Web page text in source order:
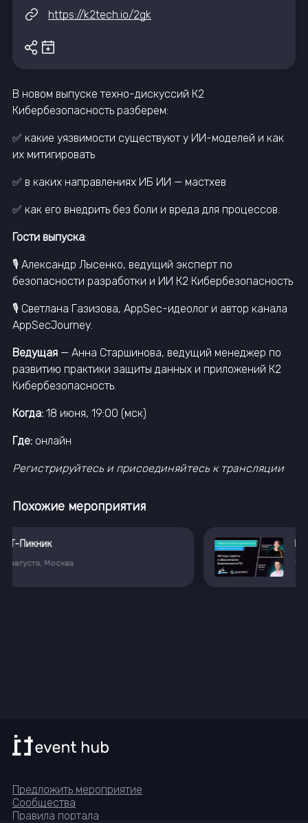
https://k2tech.io/2gk
В новом выпуске техно-дискуссий К2
Кибербезопасность разберем:
✅ какие уязвимости существуют у ИИ-моделей и как
их митигировать
✅ в каких направлениях ИБ ИИ — мастхев
✅ как его внедрить без боли и вреда для процессов.
Гости выпуска:
🎙 Александр Лысенко, ведущий эксперт по
безопасности разработки и ИИ К2 Кибербезопасность
🎙 Светлана Газизова, AppSec-идеолог и автор канала
AppSecJourney.
Ведущая — Анна Старшинова, ведущий менеджер по
развитию практики защиты данных и приложений К2
Кибербезопасность.
Когда: 18 июня, 19:00 (мск)
Где: онлайн
Регистрируйтесь и присоединяйтесь к трансляции
Похожие мероприятия
Предложить мероприятие
Сообщества
Правила портала